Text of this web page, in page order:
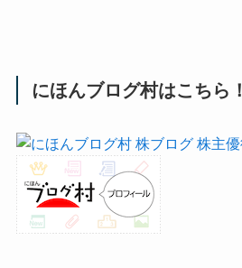
にほんブログ村はこちら！